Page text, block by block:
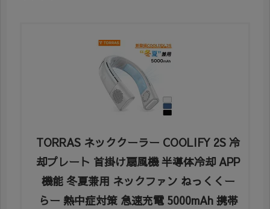
TORRAS ネッククーラー COOLIFY 2S 冷
却プレート 首掛け扇風機 半導体冷却 APP
機能 冬夏兼用 ネックファン ねっくくー
らー 熱中症対策 急速充電 5000mAh 携帯